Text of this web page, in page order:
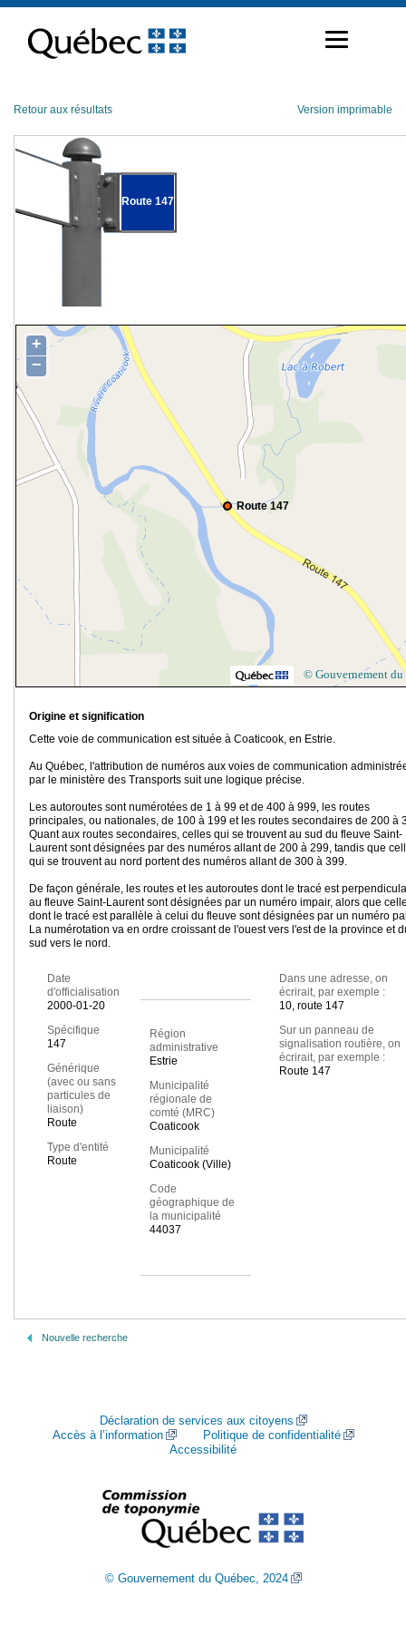
contenu
Retour aux résultats Version imprimable
Route 147
Route 147
+
−
© Gouvernement du
Origine et signification
Cette voie de communication est située à Coaticook, en Estrie.
Au Québec, l'attribution de numéros aux voies de communication
par le ministère des Transports suit une logique précise.
Les autoroutes sont numérotées de 1 à 99 et de 400 à 999, les routes
principales, ou nationales, de 100 à 199 et les routes secondaires de 200 à
Quant aux routes secondaires, celles qui se trouvent au sud du fleuve Saint-
Laurent sont désignées par des numéros allant de 200 à 299, tandis que
qui se trouvent au nord portent des numéros allant de 300 à 399.
De façon générale, les routes et les autoroutes dont le tracé est
au fleuve Saint-Laurent sont désignées par un numéro impair, alors que
dont le tracé est parallèle à celui du fleuve sont désignées par un numéro
La numérotation va en ordre croissant de l'ouest vers l'est de la province et
sud vers le nord.
Date
d'officialisation
2000-01-20
Spécifique
147
Générique
(avec ou sans
particules de
liaison)
Route
Type d'entité
Route
Région
administrative
Estrie
Municipalité
régionale de
comté (MRC)
Coaticook
Municipalité
Coaticook (Ville)
Code
géographique de
la municipalité
44037
Dans une adresse, on
écrirait, par exemple :
10, route 147
Sur un panneau de
signalisation routière, on
écrirait, par exemple :
Route 147
Nouvelle recherche
Déclaration de services aux citoyens
Accès à l’information
Politique de confidentialité
Accessibilité
© Gouvernement du Québec, 2024